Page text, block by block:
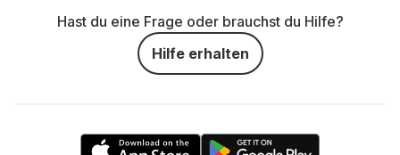
Hast du eine Frage oder brauchst du Hilfe?
Hilfe erhalten